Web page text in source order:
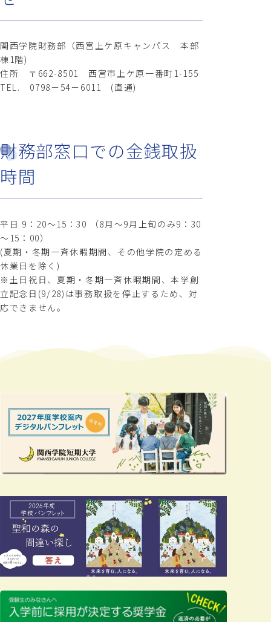
関西学院財務部（西宮上ケ原キャンパス 本部
棟1階)
住所 〒662-8501 西宮市上ケ原一番町1-155
TEL. 0798－54－6011 (直通)
財務部窓口での金銭取扱
時間
平日 9：20～15：30 （8月～9月上旬のみ9：30
～15：00）
(夏期・冬期一斉休暇期間、その他学院の定める
休業日を除く)
※土日祝日、夏期・冬期一斉休暇期間、本学創
立記念日(9/28)は事務取扱を停止するため、対
応できません。